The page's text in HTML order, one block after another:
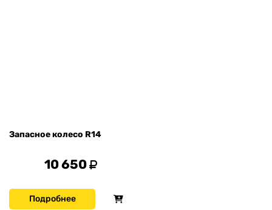
Запасное колесо R14
10 650
Подробнее